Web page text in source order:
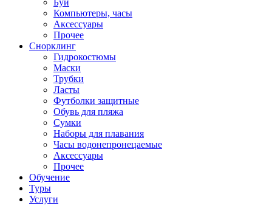
Буи
Компьютеры, часы
Аксессуары
Прочее
Снорклинг
Гидрокостюмы
Маски
Трубки
Ласты
Футболки защитные
Обувь для пляжа
Сумки
Наборы для плавания
Часы водонепронецаемые
Аксессуары
Прочее
Обучение
Туры
Услуги